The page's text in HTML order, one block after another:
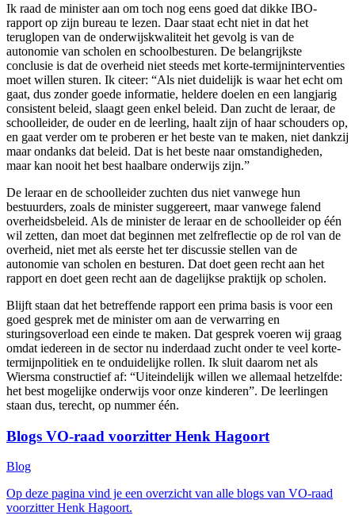
Ik raad de minister aan om toch nog eens goed dat dikke IBO-
rapport op zijn bureau te lezen. Daar staat echt niet in dat het
teruglopen van de onderwijskwaliteit het gevolg is van de
autonomie van scholen en schoolbesturen. De belangrijkste
conclusie is dat de overheid niet steeds met korte-termijninterventies
moet willen sturen. Ik citeer: “Als niet duidelijk is waar het echt om
gaat, dus zonder goede informatie, heldere doelen en een langjarig
consistent beleid, slaagt geen enkel beleid. Dan zucht de leraar, de
schoolleider, de ouder en de leerling, haalt zijn of haar schouders op,
en gaat verder om te proberen er het beste van te maken, niet dankzij
maar ondanks dat beleid. Dat is het beste naar omstandigheden,
maar kan nooit het best haalbare onderwijs zijn.”
De leraar en de schoolleider zuchten dus niet vanwege hun
bestuurders, zoals de minister suggereert, maar vanwege falend
overheidsbeleid. Als de minister de leraar en de schoolleider op één
wil zetten, dan moet dat beginnen met zelfreflectie op de rol van de
overheid, niet met als eerste het ter discussie stellen van de
autonomie van scholen en besturen. Dat doet geen recht aan het
rapport en doet geen recht aan de dagelijkse praktijk op scholen.
Blijft staan dat het betreffende rapport een prima basis is voor een
goed gesprek met de minister om aan de verwarring en
sturingsoverload een einde te maken. Dat gesprek voeren wij graag
omdat iedereen in de sector nu inderdaad zucht onder te veel korte-
termijnpolitiek en te onduidelijke rollen. Ik sluit daarom net als
Wiersma constructief af: “Uiteindelijk willen we allemaal hetzelfde:
het best mogelijke onderwijs voor onze kinderen”. De leerlingen
staan dus, terecht, op nummer één.
Blogs VO-raad voorzitter Henk Hagoort
Blog
Op deze pagina vind je een overzicht van alle blogs van VO-raad
voorzitter Henk Hagoort.